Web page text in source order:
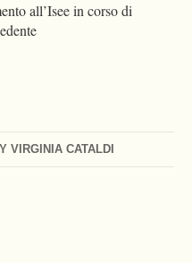
VIRGINIA CATALDI
all’Isee in corso di